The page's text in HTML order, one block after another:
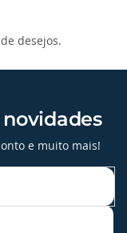
desejos.
e muito mais!